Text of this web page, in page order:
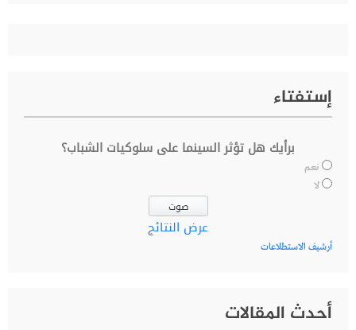
إستفتاء
برأيك هل تؤثر السينما على سلوكيات الشباب؟
نعم
لا
عرض النتائج
أرشيف الاستطلاعات
أحدث المقالات